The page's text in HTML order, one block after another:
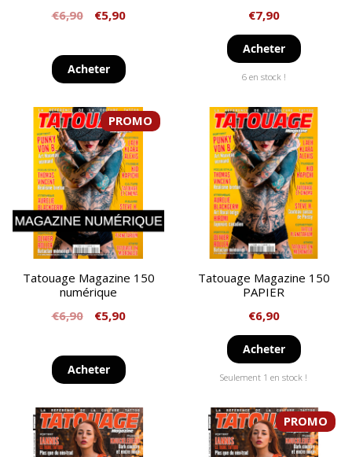
€6,90 €5,90
Acheter
€7,90
Acheter
6 en stock !
PROMO
Tatouage Magazine 150
numérique
€6,90 €5,90
Acheter
Tatouage Magazine 150
PAPIER
€6,90
Acheter
Seulement 1 en stock !
PROMO